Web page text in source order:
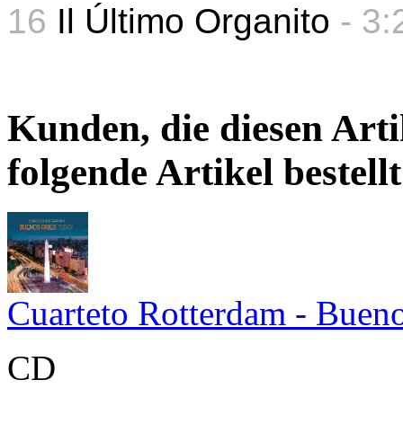
16 Il Último Organito -
Kunden, die diesen
folgende Artikel
Cuarteto Rotterdam -
CD